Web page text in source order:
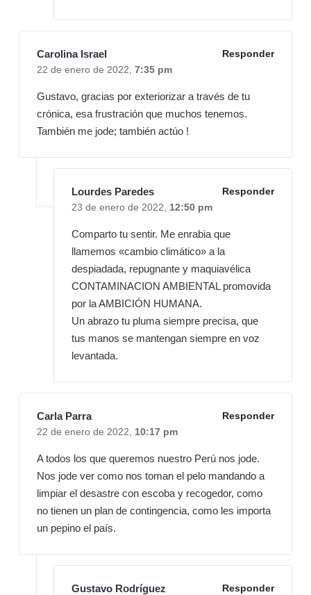
Carolina Israel
Responder
22 de enero de 2022, 7:35 pm
Gustavo, gracias por exteriorizar a través de tu
crónica, esa frustración que muchos tenemos.
También me jode; también actúo !
Lourdes Paredes
Responder
23 de enero de 2022, 12:50 pm
Comparto tu sentir. Me enrabia que
llamemos «cambio climático» a la
despiadada, repugnante y maquiavélica
CONTAMINACION AMBIENTAL promovida
por la AMBICIÓN HUMANA.
Un abrazo tu pluma siempre precisa, que
tus manos se mantengan siempre en voz
levantada.
Carla Parra
Responder
22 de enero de 2022, 10:17 pm
A todos los que queremos nuestro Perú nos jode.
Nos jode ver como nos toman el pelo mandando a
limpiar el desastre con escoba y recogedor, como
no tienen un plan de contingencia, como les importa
un pepino el país.
Gustavo Rodríguez
Responder